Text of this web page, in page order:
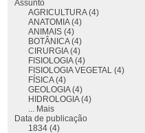
Assunto
AGRICULTURA (4)
ANATOMIA (4)
ANIMAIS (4)
BOTÂNICA (4)
CIRURGIA (4)
FISIOLOGIA (4)
FISIOLOGIA VEGETAL (4)
FÍSICA (4)
GEOLOGIA (4)
HIDROLOGIA (4)
... Mais
Data de publicação
1834 (4)